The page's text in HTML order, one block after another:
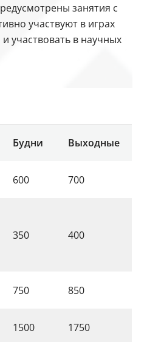
занятия с
участвуют в играх
участвовать в научных
Будни Выходные
600 700
350 400
750 850
1500 1750